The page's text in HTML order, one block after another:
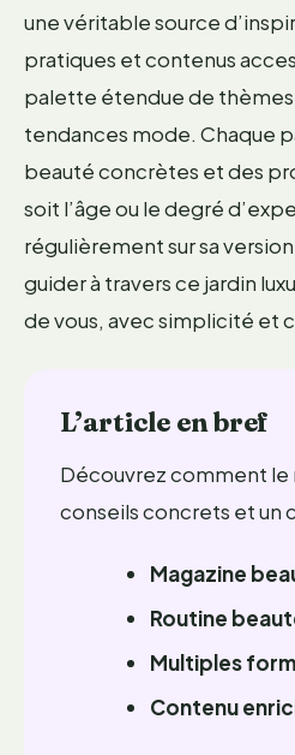
une véritable source
pratiques et contenus
palette étendue de thèmes
tendances mode. Chaque
beauté concrètes et des
soit l’âge ou le degré
régulièrement sur sa
guider à travers ce jardin
de vous, avec simplicité et
L’article en bref
Découvrez comment le
conseils concrets et un
Magazine
Routine
Multiples
Contenu